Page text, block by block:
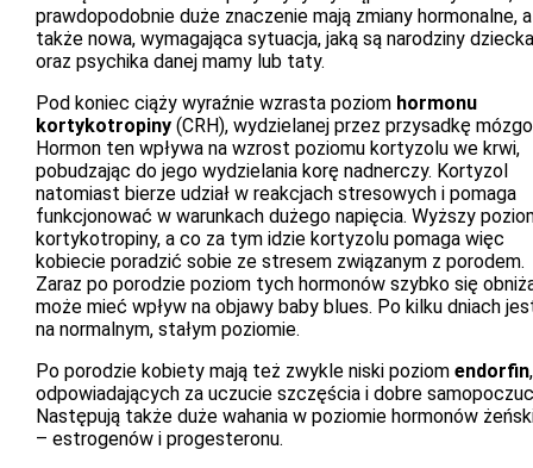
prawdopodobnie duże znaczenie mają zmiany hormonalne, a
także nowa, wymagająca sytuacja, jaką są narodziny dziecka
oraz psychika danej mamy lub taty.
Pod koniec ciąży wyraźnie wzrasta poziom hormonu
kortykotropiny (CRH), wydzielanej przez przysadkę
Hormon ten wpływa na wzrost poziomu kortyzolu we krwi,
pobudzając do jego wydzielania korę nadnerczy. Kortyzol
natomiast bierze udział w reakcjach stresowych i pomaga
funkcjonować w warunkach dużego napięcia. Wyższy
kortykotropiny, a co za tym idzie kortyzolu pomaga więc
kobiecie poradzić sobie ze stresem związanym z porodem.
Zaraz po porodzie poziom tych hormonów szybko się
może mieć wpływ na objawy baby blues. Po kilku dniach
na normalnym, stałym poziomie.
Po porodzie kobiety mają też zwykle niski poziom endorfin,
odpowiadających za uczucie szczęścia i dobre
Następują także duże wahania w poziomie hormonów
– estrogenów i progesteronu.